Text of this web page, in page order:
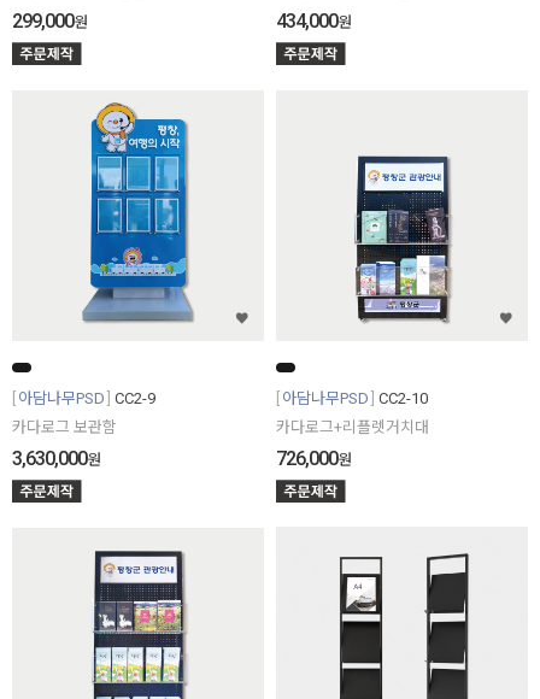
299,000원 434,000원
아담나무PSD CC2-9
카다로그 보관함
3,630,000원
아담나무PSD CC2-10
카다로그+리플렛거치대
726,000원